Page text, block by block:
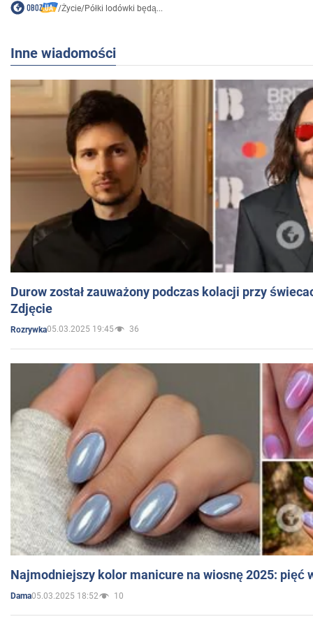
/Życie/Półki lodówki będą...
Inne wiadomości
Durow został zauważony podczas kolacji przy
Zdjęcie
Rozrywka05.03.2025 19:45 36
Najmodniejszy kolor manicure na wiosnę 2025: pięć
Dama05.03.2025 18:52 10